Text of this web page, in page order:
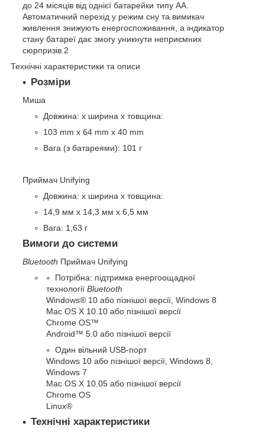
до 24 місяців від однієї батарейки типу AA.
Автоматичний перехід у режим сну та вимикач
живлення знижують енергоспоживання, а індикатор
стану батареї дає змогу уникнути неприємних
сюрпризів.2
Технічні характеристики та описи
Розміри
Миша
Довжина: х ширина х товщина:
103 mm x 64 mm x 40 mm
Вага (з батареями): 101 г
Приймач Unifying
Довжина: х ширина х товщина:
14,9 мм x 14,3 мм x 6,5 мм
Вага: 1,63 г
Вимоги до системи
Bluetooth Приймач Unifying
Потрібна: підтримка енергоощадної
технології Bluetooth
Windows® 10 або пізнішої версії, Windows 8
Mac OS X 10.10 або пізнішої версії
Chrome OS™
Android™ 5.0 або пізнішої версії
Один вільний USB-порт
Windows 10 або пізнішої версії, Windows 8,
Windows 7
Mac OS X 10.05 або пізнішої версії
Chrome OS
Linux®
Технічні характеристики